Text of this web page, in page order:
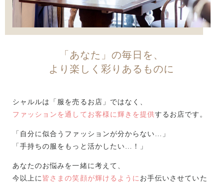
「あなた」の毎日を、
より楽しく彩りあるものに
シャルルは「服を売るお店」ではなく、
ファッションを通してお客様に輝きを提供するお店です。
「自分に似合うファッションが分からない…」
「手持ちの服をもっと活かしたい…！」
あなたのお悩みを一緒に考えて、
今以上に 皆さまの笑顔が輝けるように お手伝いさせていた